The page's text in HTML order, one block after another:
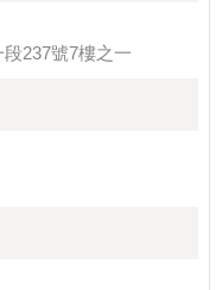
237號7樓之一